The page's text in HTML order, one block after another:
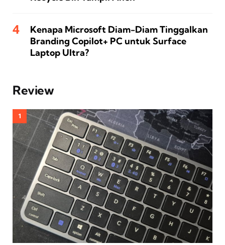
Kenapa Microsoft Diam-Diam Tinggalkan
Branding Copilot+ PC untuk Surface
Laptop Ultra?
Review